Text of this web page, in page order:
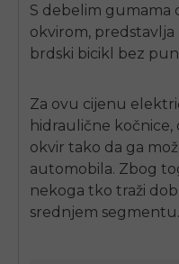
S debelim gumama
okvirom,
brdski bicikl bez
Za ovu cijenu
hidraulične kočnice,
okvir tako da ga
automobila. Zbog
nekoga tko traži
srednjem segmentu.
SIGN UP NOW
email_marketing_consent
Send me news and special offers. I can
anytime.